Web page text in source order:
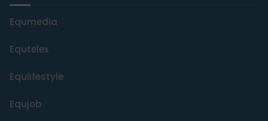
Equmedia
Equtelex
Equlifestyle
Equjob